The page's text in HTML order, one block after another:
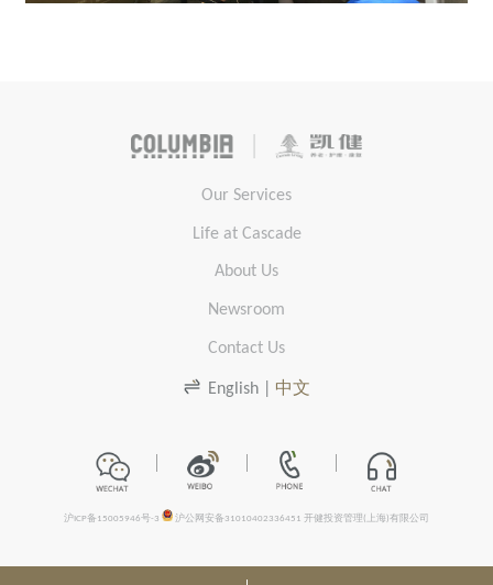
沪ICP备15005946号-3 沪公网安备31010402336451 开健投资管理(上海)有限公司
Our Services
Life at Cascade
About Us
Newsroom
Contact Us
English 中文